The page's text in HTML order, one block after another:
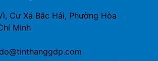
Cư Xá Bắc Hải, Phường Hòa
Minh